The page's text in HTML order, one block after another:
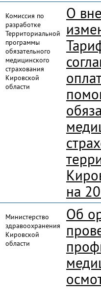
Комиссия по
разработке
Территориальной
программы
обязательного
медицинского
страхования
Кировской
области
О
на
Министерство
здравоохранения
Кировской
области
Об